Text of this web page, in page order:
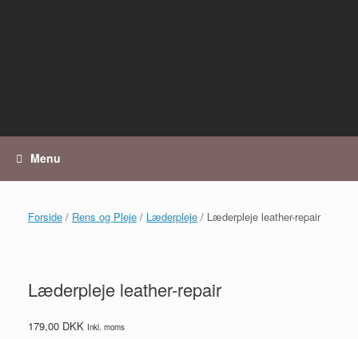
Menu
Forside / Rens og Pleje / Læderpleje / Læderpleje leather-repair
Læderpleje leather-repair
179,00 DKK Inkl. moms